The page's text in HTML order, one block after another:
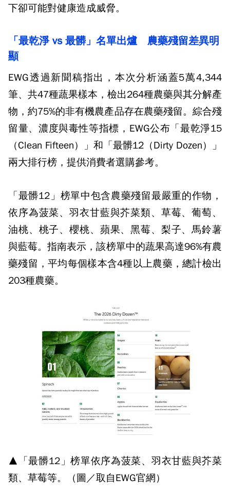
下卻可能對健康造成威脅。
「最乾淨 vs 最髒」名單出爐 農藥殘留差異明
顯
EWG透過新聞稿指出，本次分析涵蓋5萬4,344
筆、共47種蔬果樣本，檢出264種農藥與其分解產
物，約75%的非有機農產品存在農藥殘留。綜合殘
留量、濃度與毒性等指標，EWG公布「最乾淨15
（Clean Fifteen）」和「最髒12（Dirty Dozen）」
兩大排行榜，提供消費者選購參考。
「最髒12」榜單中包含農藥殘留最嚴重的作物，
依序為菠菜、羽衣甘藍與芥菜類、草莓、葡萄、
油桃、桃子、櫻桃、蘋果、黑莓、梨子、馬鈴薯
與藍莓。指南表示，該榜單中的蔬果高達96%有農
藥殘留，平均每個樣本含4種以上農藥，總計檢出
203種農藥。
▲「最髒12」榜單依序為菠菜、羽衣甘藍與芥菜
類、草莓等。（圖／取自EWG官網）